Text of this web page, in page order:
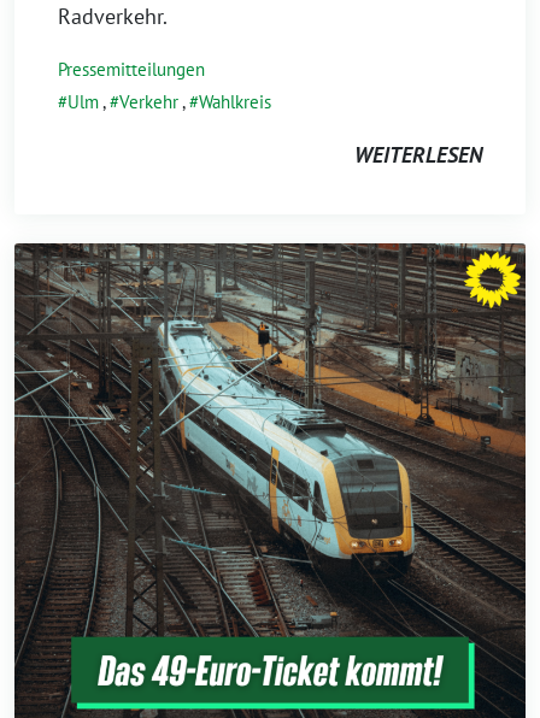
Radverkehr.
Pressemitteilungen
Ulm, Verkehr, Wahlkreis
WEITERLESEN